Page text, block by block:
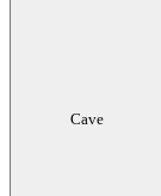
Cave